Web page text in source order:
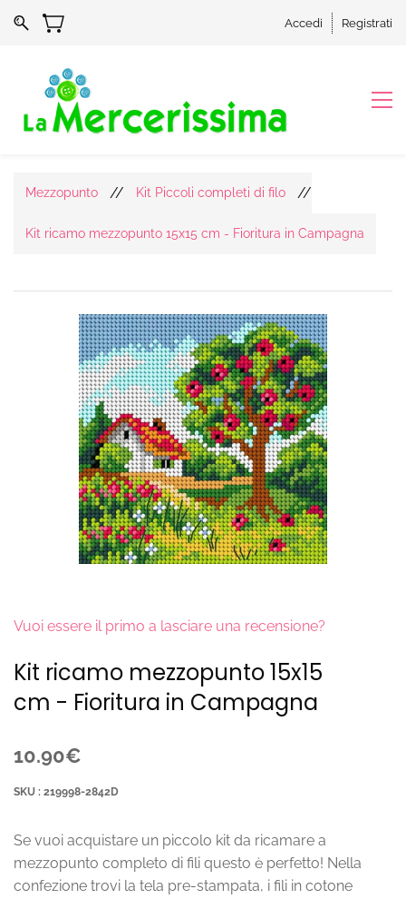
Accedi Registrati
Mezzopunto // Kit Piccoli completi di filo //
Kit ricamo mezzopunto 15x15 cm - Fioritura in Campagna
Vuoi essere il primo a lasciare una recensione?
Kit ricamo mezzopunto 15x15
cm - Fioritura in Campagna
10.90€
SKU : 219998-2842D
Se vuoi acquistare un piccolo kit da ricamare a
mezzopunto completo di fili questo è perfetto! Nella
confezione trovi la tela pre-stampata, i fili in cotone